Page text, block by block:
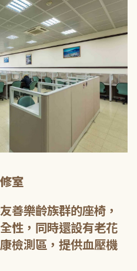
室
善樂齡族群的座椅，
性，同時還設有老花
檢測區，提供血壓機